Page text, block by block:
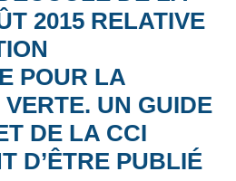
2015 RELATIVE
POUR LA
UN GUIDE
DE LA CCI
D’ÊTRE PUBLIÉ